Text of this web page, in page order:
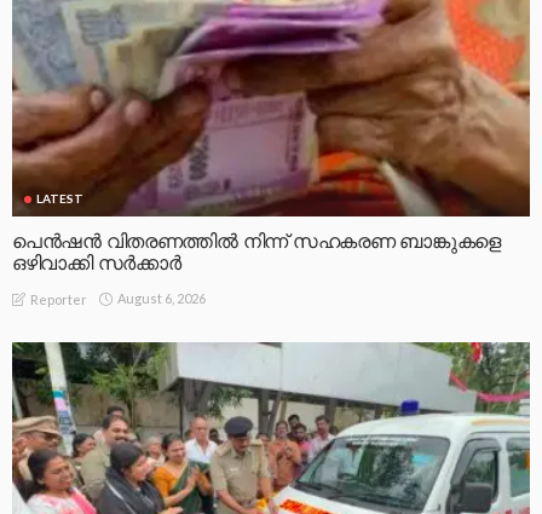
LATEST
പെൻഷൻ വിതരണത്തിൽ നിന്ന് സഹകരണ ബാങ്കുകളെ
ഒഴിവാക്കി സർക്കാർ
Reporter August 6, 2026